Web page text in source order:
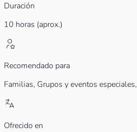
Duración
10 horas (aprox.)
Recomendado para
Familias, Grupos y eventos especiales,
Ofrecido en